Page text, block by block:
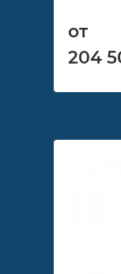
от
204